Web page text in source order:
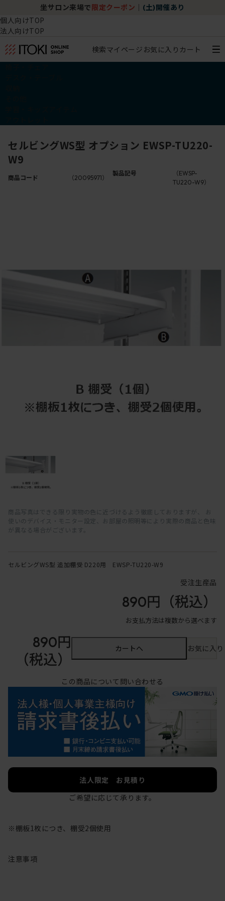
坐サロン来場で 限定クーポン (土)開催あり
個人向けTOP
法人向けTOP
検索マイページ お気に入り カート
セルビングWS型 オプション EWSP-TU220-
W9
商品コード （20095971）
製品記号
（EWSP-
TU220-W9）
商品写真はできる限り実物の色に近づけるよう徹底しておりますが、 お
使いのデバイス・モニター設定、お部屋の照明等により実際の商品と色味
が異なる場合がございます。
セルビングWS型 追加棚受 D220用 EWSP-TU220-W9
受注生産品
890円 （税込）
お支払方法は複数から選べます
890円
（税込）
カートへ お気に入
この商品について問い合わせる
法人限定 お見積り
ご希望に応じて承ります。
※棚板1枚につき、棚受2個使用
注意事項